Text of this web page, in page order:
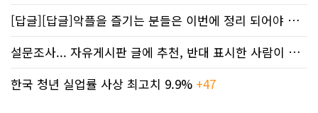
[답글][답글]악플을 즐기는 분들은 이번에 정리 되어야 합니다.
설문조사... 자유게시판 글에 추천, 반대 표시한 사람이 누구인지 명단..
한국 청년 실업률 사상 최고치 9.9% +47